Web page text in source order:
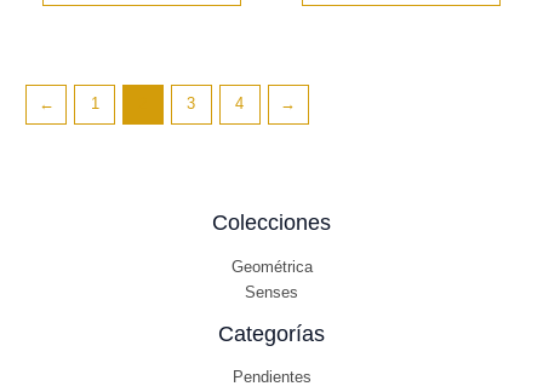
← 1 3 4 →
Colecciones
Geométrica
Senses
Categorías
Pendientes